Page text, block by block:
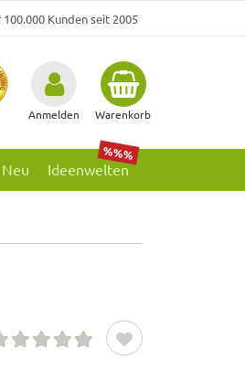
100.000 Kunden seit 2005
Anmelden Warenkorb
Ideenwelten
%%%
Neu